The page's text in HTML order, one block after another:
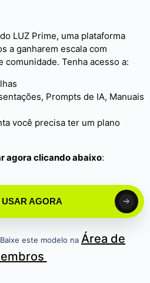
LUZ Prime, uma plataforma
a ganharem escala com
Tenha acesso a:
Prompts de IA, Manuais
você precisa ter um plano
agora clicando abaixo:
AGORA
este modelo na Área de